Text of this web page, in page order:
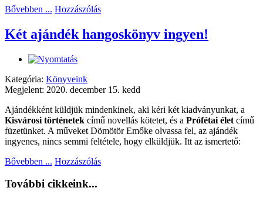
Bővebben ... Hozzászólás
Két ajándék hangoskönyv ingyen!
Kategória: Könyveink
Megjelent: 2020. december 15. kedd
Ajándékként küldjük mindenkinek, aki kéri két kiadványunkat, a
Kisvárosi történetek című novellás kötetet, és a Prófétai élet című
füzetünket. A műveket Dömötör Emőke olvassa fel, az ajándék
ingyenes, nincs semmi feltétele, hogy elküldjük. Itt az ismertető:
Bővebben ... Hozzászólás
További cikkeink...